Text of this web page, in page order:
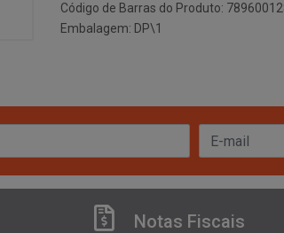
Código de Barras do Produto:
Embalagem: DP\1
Notas Fiscais